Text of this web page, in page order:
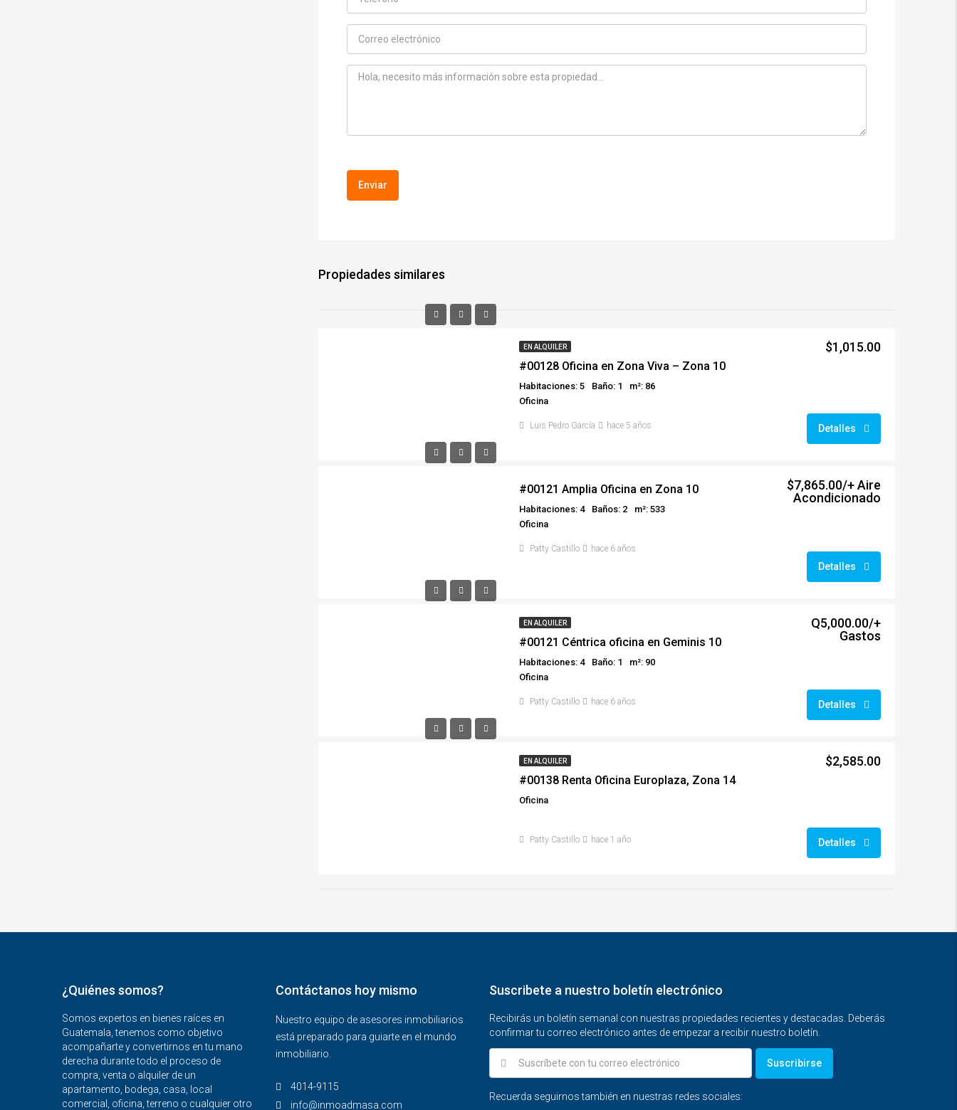
Propiedades similares
EN ALQUILER
#00128 Oficina en Zona Viva – Zona 10
Habitaciones: 5 Baño: 1
m²: 86
Oficina
Luis Pedro García hace 5 años
$1,015.00
Detalles
#00121 Amplia Oficina en Zona 10
Habitaciones: 4 Baños: 2
m²: 533
Oficina
Patty Castillo hace 6 años
$7,865.00/+ Aire
Acondicionado
Detalles
EN ALQUILER
#00121 Céntrica oficina en Geminis 10
Habitaciones: 4 Baño: 1
m²: 90
Oficina
Patty Castillo hace 6 años
Q5,000.00/+
Gastos
Detalles
EN ALQUILER
#00138 Renta Oficina Europlaza, Zona 14
Oficina
Patty Castillo hace 1 año
$2,585.00
Detalles
¿Quiénes somos?
Somos expertos en bienes raíces en
Guatemala, tenemos como objetivo
acompañarte y convertirnos en tu mano
derecha durante todo el proceso de
compra, venta o alquiler de un
apartamento, bodega, casa, local
comercial, oficina, terreno o cualquier otro
Contáctanos hoy mismo
Nuestro equipo de asesores inmobiliarios
está preparado para guiarte en el mundo
inmobiliario.
4014-9115‬
info@inmoadmasa.com
Suscribete a nuestro boletín electrónico
Recibirás un boletín semanal con nuestras propiedades recientes y destacadas. Deberás
confirmar tu correo electrónico antes de empezar a recibir nuestro boletín.
Suscribirse
Recuerda seguirnos también en nuestras redes sociales: